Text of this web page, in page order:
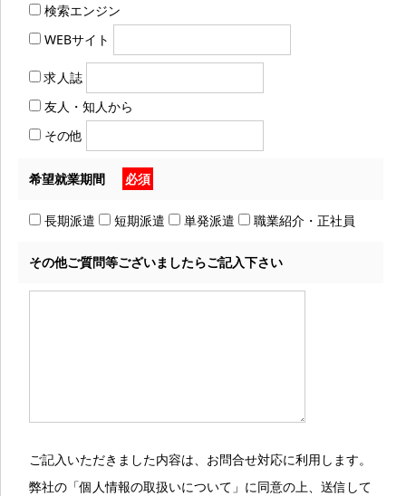
検索エンジン
WEBサイト
求人誌
友人・知人から
その他
希望就業期間 必須
長期派遣 短期派遣 単発派遣 職業紹介・正社員
その他ご質問等ございましたらご記入下さい
ご記入いただきました内容は、お問合せ対応に利用します。
弊社の「個人情報の取扱いについて」に同意の上、送信して